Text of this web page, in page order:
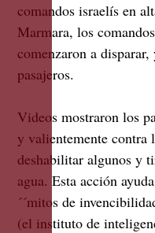
comandos israelís en
Marmara, los
comenzaron a disparar,
pasajeros.
Videos mostraron los
y valientemente contra
deshabilitar algunos y
agua. Esta acción
´´mitos de
(el instituto de